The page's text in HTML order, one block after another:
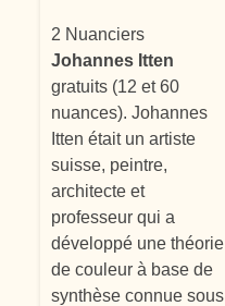
2 Nuanciers
Johannes Itten
gratuits (12 et 60
nuances). Johannes
Itten était un artiste
suisse, peintre,
architecte et
professeur qui a
développé une théorie
de couleur à base de
synthèse connue sous